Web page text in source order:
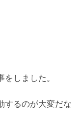
しました。
するのが大変だな